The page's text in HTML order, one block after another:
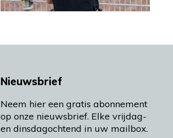
Nieuwsbrief
Neem hier een gratis abonnement
op onze nieuwsbrief. Elke vrijdag-
en dinsdagochtend in uw mailbox.